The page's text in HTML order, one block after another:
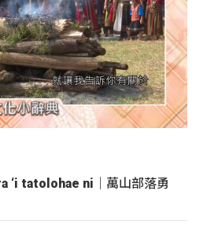
‘i tatolohae ni｜萬山部落勇